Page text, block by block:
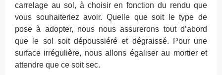
carrelage au sol, à choisir en fonction du rendu que
vous souhaiteriez avoir. Quelle que soit le type de
pose à adopter, nous nous assurerons tout d’abord
que le sol soit dépoussiéré et dégraissé. Pour une
surface irrégulière, nous allons égaliser au mortier et
attendre que ce soit sec.